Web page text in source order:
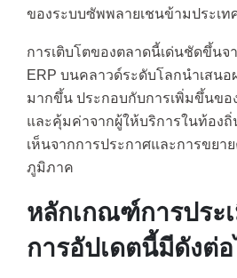
ของระบบซัพพลายเชนข้ามประเท
การเติบโตของตลาดนี้เด่นชัดขึ้นจ
ERP บนคลาวด์ระดับโลกนำเส
มากขึ้น ประกอบกับการเพิ่มขึ้นข
และคุ้มค่าจากผู้ให้บริการในท้อง
เห็นจากการประกาศและการขยา
ภูมิภาค
หลักเกณฑ์การประ
การอัปเดตนี้มีดังต่